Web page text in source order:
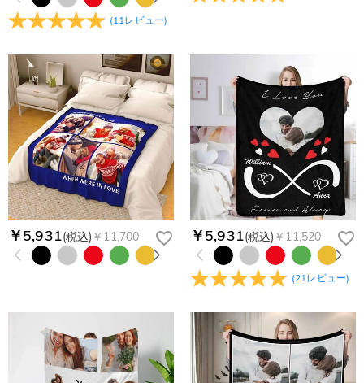
(11レビュー)
￥5,931(税込)￥11,700 ￥5,931(税込)￥11,520
(21レビュー)